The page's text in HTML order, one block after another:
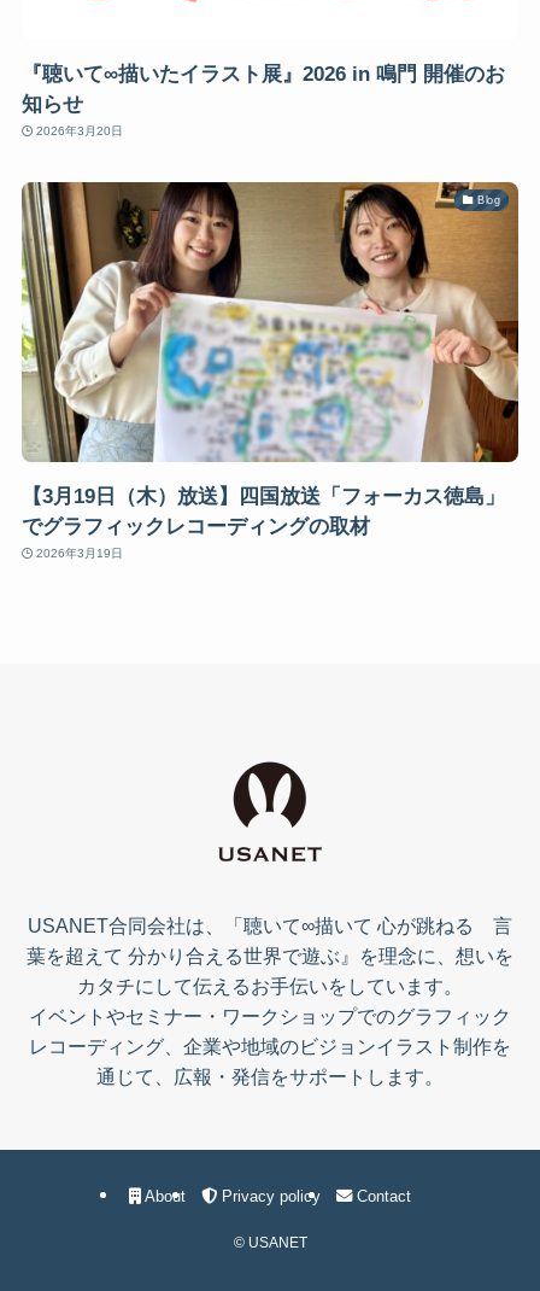
『聴いて∞描いたイラスト展』2026 in 鳴門 開催のお
知らせ
2026年3月20日
Blog
【3月19日（木）放送】四国放送「フォーカス徳島」
でグラフィックレコーディングの取材
2026年3月19日
USANET合同会社は、「聴いて∞描いて 心が跳ねる 言
葉を超えて 分かり合える世界で遊ぶ』を理念に、想いを
カタチにして伝えるお手伝いをしています。
イベントやセミナー・ワークショップでのグラフィック
レコーディング、企業や地域のビジョンイラスト制作を
通じて、広報・発信をサポートします。
About Privacy policy Contact
©USANET